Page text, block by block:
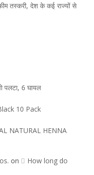
तस्करी, देश के कई राज्यों से
पलटा, 6 घायल
10 Pack
NATURAL HENNA
on
How long do